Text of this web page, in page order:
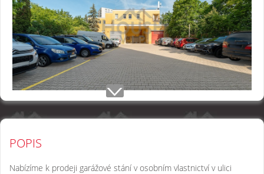
POPIS
Nabízíme k prodeji garážové stání v osobním vlastnictví v ulici